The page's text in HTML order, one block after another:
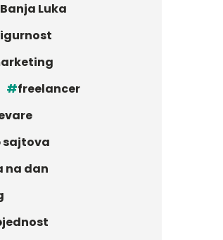
Luka
freelancer
sajtova
na dan